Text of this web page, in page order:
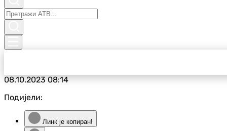
08.10.202308:14
Подијели:
Линк је копиран!